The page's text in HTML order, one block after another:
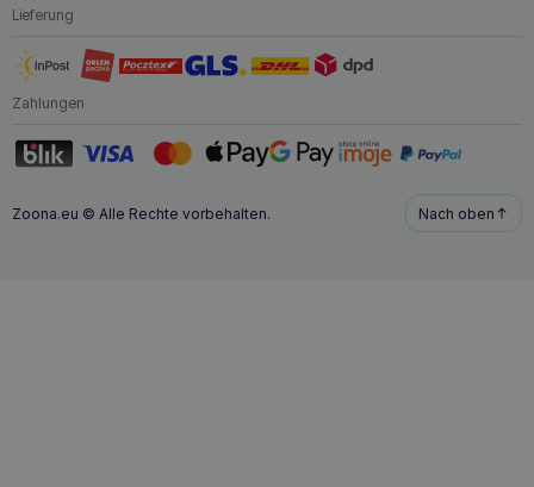
Lieferung
Zahlungen
Zoona.eu © Alle Rechte vorbehalten. Nach oben